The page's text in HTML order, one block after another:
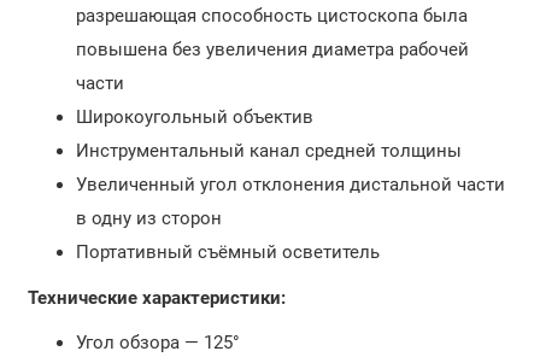
разрешающая способность цистоскопа была
повышена без увеличения диаметра рабочей
части
Широкоугольный объектив
Инструментальный канал средней толщины
Увеличенный угол отклонения дистальной части
в одну из сторон
Портативный съёмный осветитель
Технические характеристики:
Угол обзора — 125°